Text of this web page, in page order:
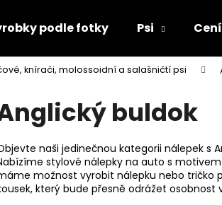
podle fotky Psi
knírači, molossoidní a salašničtí psi
buldok
naši jedinečnou kategorii nálepek s
stylové nálepky na auto s
možnost vyrobit nálepku nebo tričko
který bude přesně odrážet
Co potřebujete najít?
Doporučujeme